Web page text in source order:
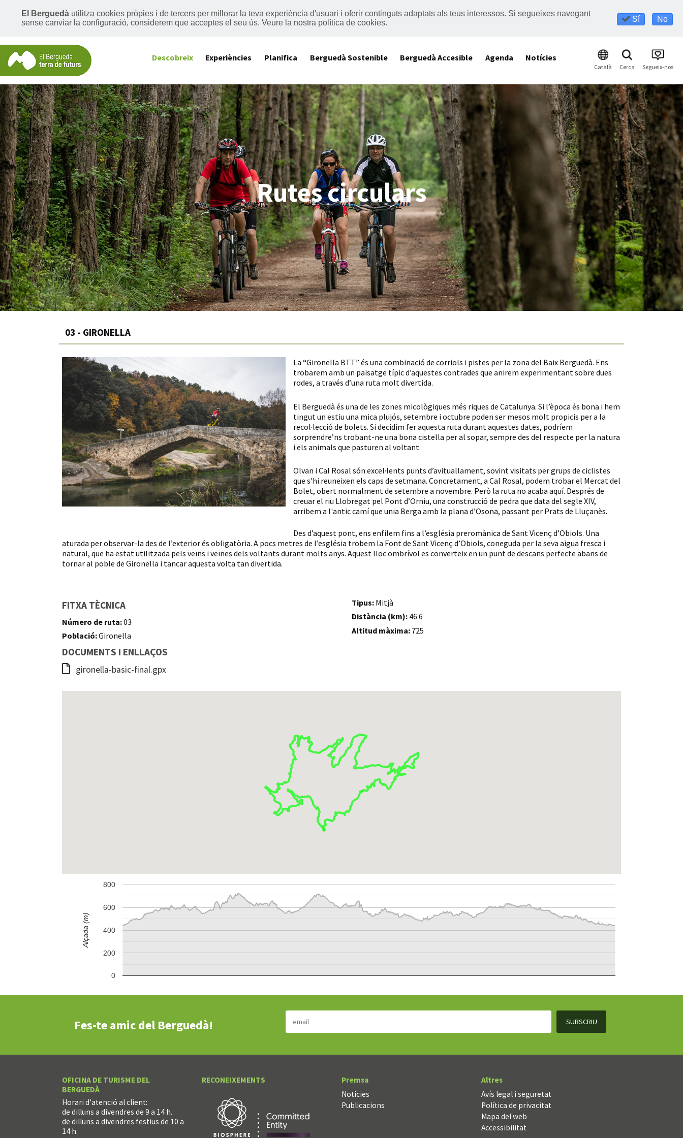
Sí No
El Berguedà utilitza cookies pròpies i de tercers per millorar la teva experiència d'usuari i oferir continguts adaptats als teus interessos. Si segueixes navegant
sense canviar la configuració, considerem que acceptes el seu ús. Veure la nostra política de cookies.
Català Cerca Segueix-nos
Descobreix Experiències Planifica Berguedà Sostenible Berguedà Accesible Agenda Notícies
Rutes circulars
03 - GIRONELLA
La “Gironella BTT” és una combinació de corriols i pistes per la zona del Baix Berguedà. Ens
trobarem amb un paisatge típic d’aquestes contrades que anirem experimentant sobre dues
rodes, a través d’una ruta molt divertida.
El Berguedà és una de les zones micològiques més riques de Catalunya. Si l’època és bona i hem
tingut un estiu una mica plujós, setembre i octubre poden ser mesos molt propicis per a la
recol·lecció de bolets. Si decidim fer aquesta ruta durant aquestes dates, podríem
sorprendre’ns trobant-ne una bona cistella per al sopar, sempre des del respecte per la natura
i els animals que pasturen al voltant.
Olvan i Cal Rosal són excel·lents punts d’avituallament, sovint visitats per grups de ciclistes
que s'hi reuneixen els caps de setmana. Concretament, a Cal Rosal, podem trobar el Mercat del
Bolet, obert normalment de setembre a novembre. Però la ruta no acaba aquí. Després de
creuar el riu Llobregat pel Pont d’Orniu, una construcció de pedra que data del segle XIV,
arribem a l'antic camí que unia Berga amb la plana d’Osona, passant per Prats de Lluçanès.
Des d’aquest pont, ens enfilem fins a l’església preromànica de Sant Vicenç d’Obiols. Una
aturada per observar-la des de l’exterior és obligatòria. A pocs metres de l’església trobem la Font de Sant Vicenç d’Obiols, coneguda per la seva aigua fresca i
natural, que ha estat utilitzada pels veïns i veïnes dels voltants durant molts anys. Aquest lloc ombrívol es converteix en un punt de descans perfecte abans de
tornar al poble de Gironella i tancar aquesta volta tan divertida.
FITXA TÈCNICA
Número de ruta:03
Població:Gironella
Tipus: Mitjà
Distància (km): 46.6
Altitud màxima: 725
DOCUMENTS I ENLLAÇOS
gironella-basic-final.gpx
0
200
400
600
800
Alçada (m)
Fes-te amic del Berguedà!
OFICINA DE TURISME DEL
BERGUEDÀ
Horari d'atenció al client:
de dilluns a divendres de 9 a 14 h.
de dilluns a divendres festius de 10 a
14 h.
RECONEIXEMENTS
Premsa
Notícies
Publicacions
Altres
Avís legal i seguretat
Política de privacitat
Mapa del web
Accessibilitat